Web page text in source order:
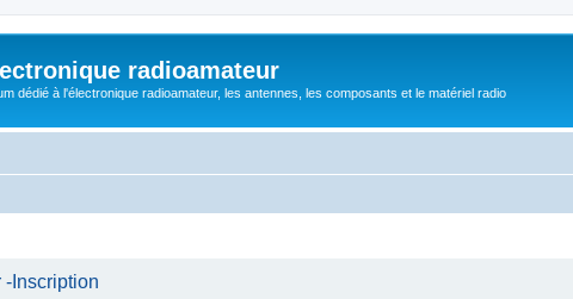
radioamateur
dédié à l'électronique radioamateur, les antennes, les composants et le matériel radio
-Inscription